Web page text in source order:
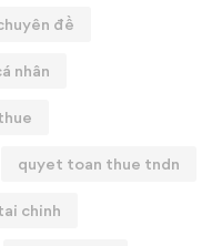
đề
nhân
quyet toan thue tndn
chinh